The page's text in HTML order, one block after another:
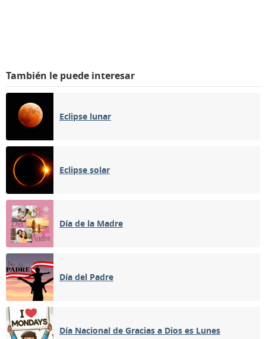
También le puede interesar
Eclipse lunar
Eclipse solar
Día de la Madre
Día del Padre
Día Nacional de Gracias a Dios es Lunes